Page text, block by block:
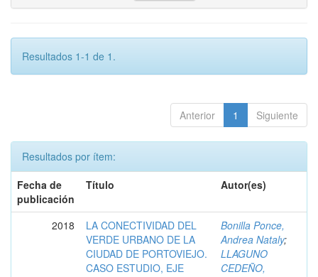
Resultados 1-1 de 1.
Anterior 1 Siguiente
Resultados por ítem:
Fecha de
publicación
Título Autor(es)
2018
LA CONECTIVIDAD DEL
VERDE URBANO DE LA
CIUDAD DE PORTOVIEJO.
CASO ESTUDIO, EJE
Bonilla Ponce,
Andrea Nataly;
LLAGUNO
CEDEÑO,